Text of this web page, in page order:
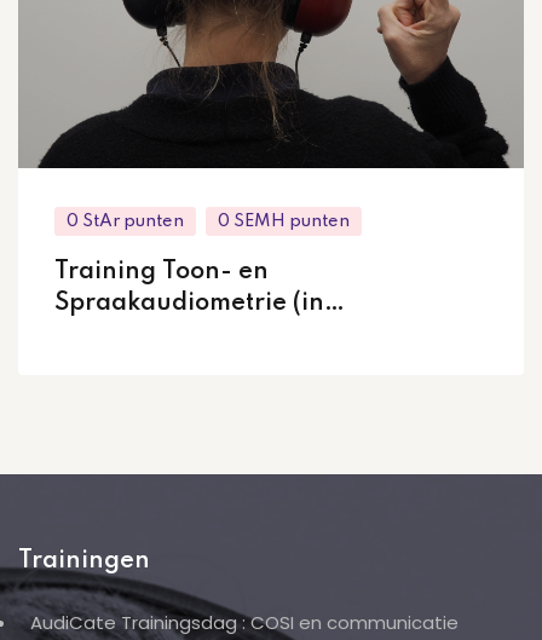
0 StAr punten 0 SEMH punten
Training Toon- en
Spraakaudiometrie (in
Trainingen
AudiCate Trainingsdag : COSI en communicatie